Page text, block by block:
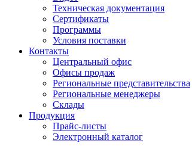
Техническая документация
Сертификаты
Программы
Условия поставки
Контакты
Центральный офис
Офисы продаж
Региональные представительства
Региональные менеджеры
Склады
Продукция
Прайс-листы
Электронный каталог